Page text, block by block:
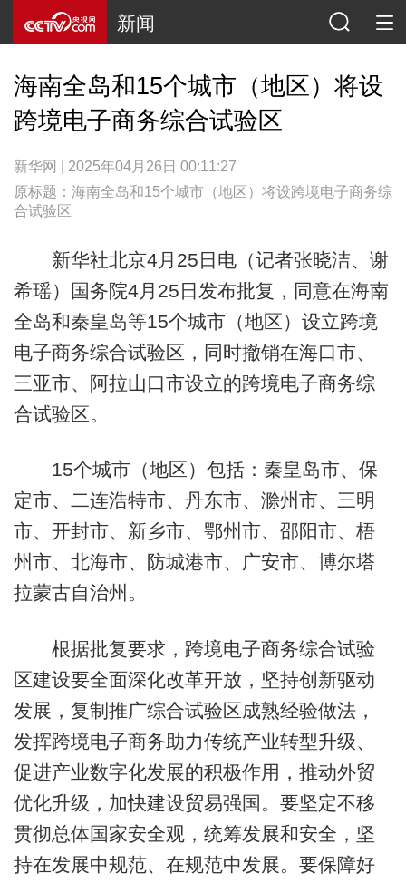
新闻
海南全岛和15个城市（地区）将设
跨境电子商务综合试验区
新华网 | 2025年04月26日 00:11:27
原标题：海南全岛和15个城市（地区）将设跨境电子商务综
合试验区
新华社北京4月25日电（记者张晓洁、谢
希瑶）国务院4月25日发布批复，同意在海南
全岛和秦皇岛等15个城市（地区）设立跨境
电子商务综合试验区，同时撤销在海口市、
三亚市、阿拉山口市设立的跨境电子商务综
合试验区。
15个城市（地区）包括：秦皇岛市、保
定市、二连浩特市、丹东市、滁州市、三明
市、开封市、新乡市、鄂州市、邵阳市、梧
州市、北海市、防城港市、广安市、博尔塔
拉蒙古自治州。
根据批复要求，跨境电子商务综合试验
区建设要全面深化改革开放，坚持创新驱动
发展，复制推广综合试验区成熟经验做法，
发挥跨境电子商务助力传统产业转型升级、
促进产业数字化发展的积极作用，推动外贸
优化升级，加快建设贸易强国。要坚定不移
贯彻总体国家安全观，统筹发展和安全，坚
持在发展中规范、在规范中发展。要保障好